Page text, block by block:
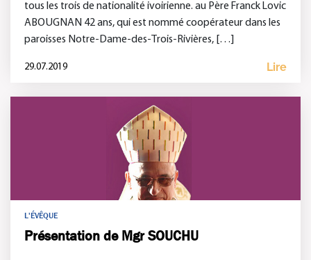
tous les trois de nationalité ivoirienne. au Père Franck Lovic
ABOUGNAN 42 ans, qui est nommé coopérateur dans les
paroisses Notre-Dame-des-Trois-Rivières, […]
29.07.2019 Lire
L'ÉVÊQUE
Présentation de Mgr SOUCHU